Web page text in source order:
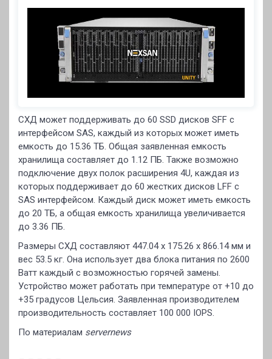
СХД может поддерживать до 60 SSD дисков SFF с
интерфейсом SAS, каждый из которых может иметь
емкость до 15.36 ТБ. Общая заявленная емкость
хранилища составляет до 1.12 ПБ. Также возможно
подключение двух полок расширения 4U, каждая из
которых поддерживает до 60 жестких дисков LFF с
SAS интерфейсом. Каждый диск может иметь емкость
до 20 ТБ, а общая емкость хранилища увеличивается
до 3.36 ПБ.
Размеры СХД составляют 447.04 x 175.26 x 866.14 мм и
вес 53.5 кг. Она использует два блока питания по 2600
Ватт каждый с возможностью горячей замены.
Устройство может работать при температуре от +10 до
+35 градусов Цельсия. Заявленная производителем
производительность составляет 100 000 IOPS.
По материалам servernews